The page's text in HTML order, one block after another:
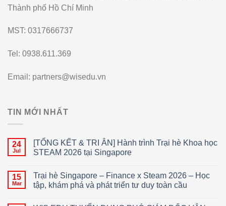
Thành phố Hồ Chí Minh
MST: 0317666737
Tel: 0938.611.369
Email: partners@wisedu.vn
TIN MỚI NHẤT
24
Jul
[TỔNG KẾT & TRI ÂN] Hành trình Trại hè Khoa học
STEAM 2026 tại Singapore
15
Mar
Trại hè Singapore – Finance x Steam 2026 – Học
tập, khám phá và phát triển tư duy toàn cầu